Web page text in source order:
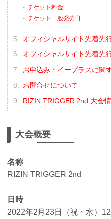
チケット料金
チケット一般発売日
オフィシャルサイト先着先
オフィシャルサイト先着先
お申込み・イープラスに関
お問合せについて
RIZIN TRIGGER 2nd 大会
大会概要
名称
RIZIN TRIGGER 2nd
日時
2022年2月23日（祝・水）